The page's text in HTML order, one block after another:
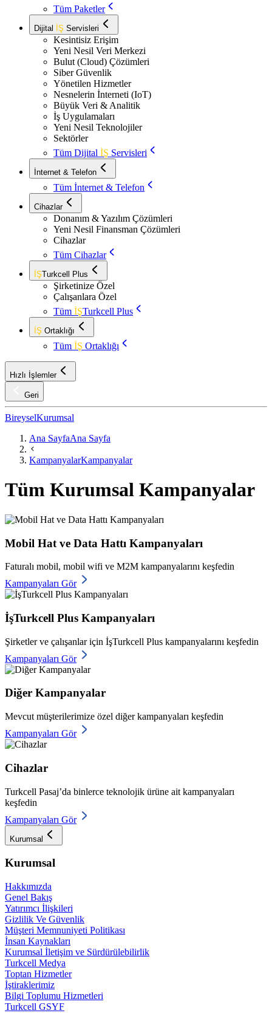
Tüm Paketler
Dijital İŞ Servisleri
Kesintisiz Erişim
Yeni Nesil Veri Merkezi
Bulut (Cloud) Çözümleri
Siber Güvenlik
Yönetilen Hizmetler
Nesnelerin İnterneti (IoT)
Büyük Veri & Analitik
İş Uygulamaları
Yeni Nesil Teknolojiler
Sektörler
Tüm Dijital İŞ Servisleri
İnternet & Telefon
Tüm İnternet & Telefon
Cihazlar
Donanım & Yazılım Çözümleri
Yeni Nesil Finansman Çözümleri
Cihazlar
Tüm Cihazlar
İŞTurkcell Plus
Şirketinize Özel
Çalışanlara Özel
Tüm İŞTurkcell Plus
İŞ Ortaklığı
Tüm İŞ Ortaklığı
Hızlı İşlemler
Geri
BireyselKurumsal
Ana SayfaAna Sayfa
KampanyalarKampanyalar
Tüm Kurumsal Kampanyalar
Mobil Hat ve Data Hattı Kampanyaları
Faturalı mobil, mobil wifi ve M2M kampanyalarını keşfedin
Kampanyaları Gör
İşTurkcell Plus Kampanyaları
Şirketler ve çalışanlar için İşTurkcell Plus kampanyalarını keşfedin
Kampanyaları Gör
Diğer Kampanyalar
Mevcut müşterilerimize özel diğer kampanyaları keşfedin
Kampanyaları Gör
Cihazlar
Turkcell Pasaj’da binlerce teknolojik ürüne ait kampanyaları
keşfedin
Kampanyaları Gör
Kurumsal
Kurumsal
Hakkımızda
Genel Bakış
Yatırımcı İlişkileri
Gizlilik Ve Güvenlik
Müşteri Memnuniyeti Politikası
İnsan Kaynakları
Kurumsal İletişim ve Sürdürülebilirlik
Turkcell Medya
Toptan Hizmetler
İştiraklerimiz
Bilgi Toplumu Hizmetleri
Turkcell GSYF